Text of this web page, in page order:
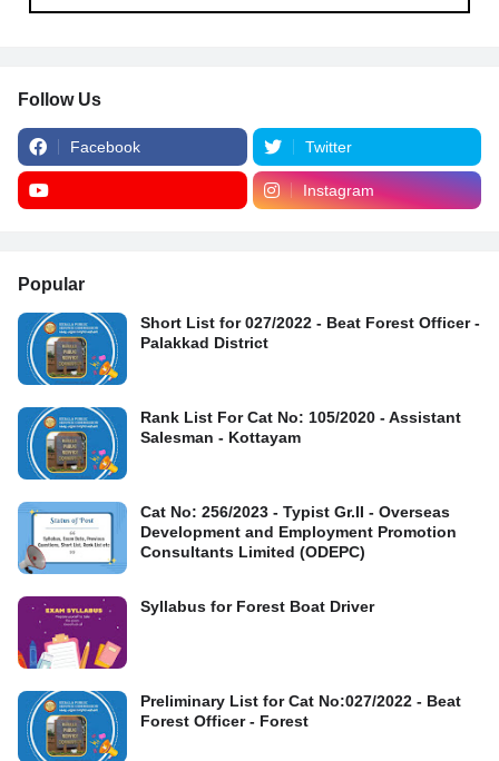
Follow Us
Facebook Twitter
Instagram
Popular
Short List for 027/2022 - Beat Forest Officer -
Palakkad District
Rank List For Cat No: 105/2020 - Assistant
Salesman - Kottayam
Cat No: 256/2023 - Typist Gr.II - Overseas
Development and Employment Promotion
Consultants Limited (ODEPC)
Syllabus for Forest Boat Driver
Preliminary List for Cat No:027/2022 - Beat
Forest Officer - Forest